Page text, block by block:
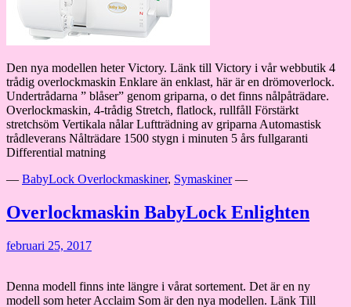
Den nya modellen heter Victory. Länk till Victory i vår webbutik 4
trådig overlockmaskin Enklare än enklast, här är en drömoverlock.
Undertrådarna ” blåser” genom griparna, o det finns nålpåträdare.
Overlockmaskin, 4-trådig Stretch, flatlock, rullfåll Förstärkt
stretchsöm Vertikala nålar Luftträdning av griparna Automastisk
trådleverans Nålträdare 1500 stygn i minuten 5 års fullgaranti
Differential matning
— BabyLock Overlockmaskiner, Symaskiner—
Overlockmaskin BabyLock Enlighten
februari 25, 2017
Denna modell finns inte längre i vårat sortement. Det är en ny
modell som heter Acclaim Som är den nya modellen. Länk Till